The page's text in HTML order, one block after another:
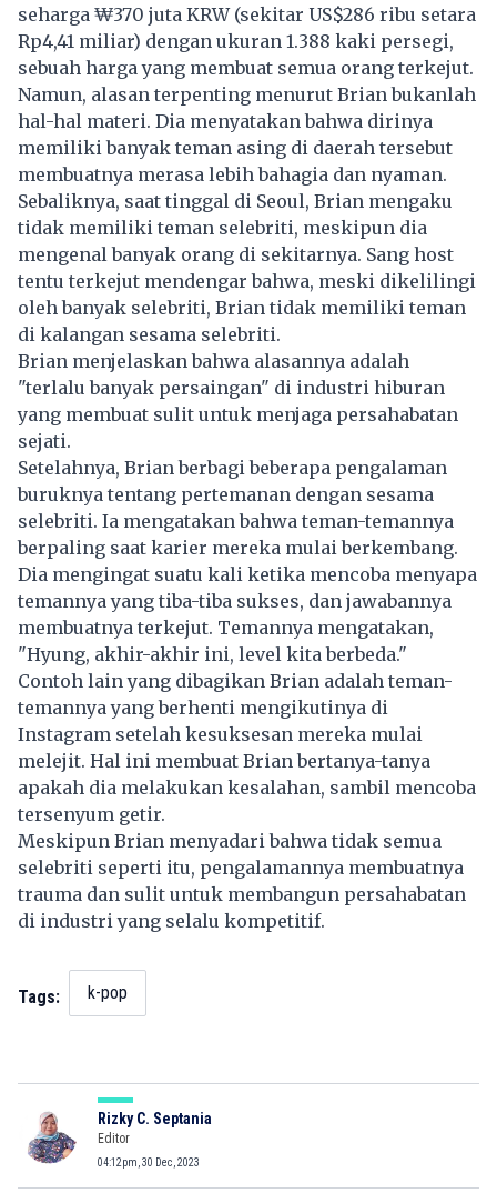
seharga ₩370 juta KRW (sekitar US$286 ribu setara
Rp4,41 miliar) dengan ukuran 1.388 kaki persegi,
sebuah harga yang membuat semua orang terkejut.
Namun, alasan terpenting menurut Brian bukanlah
hal-hal materi. Dia menyatakan bahwa dirinya
memiliki banyak teman asing di daerah tersebut
membuatnya merasa lebih bahagia dan nyaman.
Sebaliknya, saat tinggal di Seoul, Brian mengaku
tidak memiliki teman selebriti, meskipun dia
mengenal banyak orang di sekitarnya. Sang host
tentu terkejut mendengar bahwa, meski dikelilingi
oleh banyak selebriti, Brian tidak memiliki teman
di kalangan sesama selebriti.
Brian menjelaskan bahwa alasannya adalah
"terlalu banyak persaingan" di industri hiburan
yang membuat sulit untuk menjaga persahabatan
sejati.
Setelahnya, Brian berbagi beberapa pengalaman
buruknya tentang pertemanan dengan sesama
selebriti. Ia mengatakan bahwa teman-temannya
berpaling saat karier mereka mulai berkembang.
Dia mengingat suatu kali ketika mencoba menyapa
temannya yang tiba-tiba sukses, dan jawabannya
membuatnya terkejut. Temannya mengatakan,
"Hyung, akhir-akhir ini, level kita berbeda."
Contoh lain yang dibagikan Brian adalah teman-
temannya yang berhenti mengikutinya di
Instagram setelah kesuksesan mereka mulai
melejit. Hal ini membuat Brian bertanya-tanya
apakah dia melakukan kesalahan, sambil mencoba
tersenyum getir.
Meskipun Brian menyadari bahwa tidak semua
selebriti seperti itu, pengalamannya membuatnya
trauma dan sulit untuk membangun persahabatan
di industri yang selalu kompetitif.
Tags: k-pop
Rizky C. Septania
Editor
04:12pm, 30 Dec, 2023